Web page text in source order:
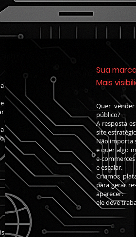
Sua
Mais
Quer
público?
A resposta
site
Não importa
e quer algo
e-
e escalar.
Criamos
para gerar
aparecer:
ele deve